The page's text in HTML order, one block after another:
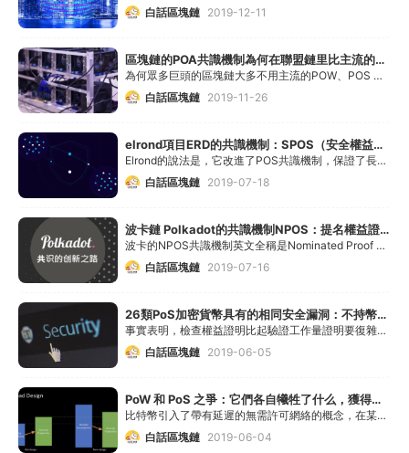
白話區塊鏈 2019-12-11
區塊鏈的POA共識機制為何在聯盟鏈里比主流的PoW、PoS機制更吃香？
為何眾多巨頭的區塊鏈大多不用主流的POW、POS 而鐘情于它？
白話區塊鏈 2019-11-26
elrond項目ERD的共識機制：SPOS（安全權益證明）
Elrond的說法是，它改進了POS共識機制，保證了長期的安全性和分布式的公平性，同時消除了對能量密集型PoW算法的需求。
白話區塊鏈 2019-07-18
波卡鏈 Polkadot的共識機制NPOS：提名權益證明
波卡的NPOS共識機制英文全稱是Nominated Proof of Stake 既 “提名權益證明”
白話區塊鏈 2019-07-16
26類PoS加密貨幣具有的相同安全漏洞：不持幣也能發起攻擊
事實表明，檢查權益證明比起驗證工作量證明要復雜的多，對環境也更為敏感。因此，許多鏈式結構 PoS 機制在有效驗證上投入的資源嚴重不足。
白話區塊鏈 2019-06-05
PoW 和 PoS 之爭：它們各自犧牲了什么，獲得了什么？
比特幣引入了帶有延遲的無需許可網絡的概念，在某些情況中，權益證明機制系統會面臨幾種能夠讓新參與者無法分辨真實網絡歷史的攻擊。
白話區塊鏈 2019-06-04